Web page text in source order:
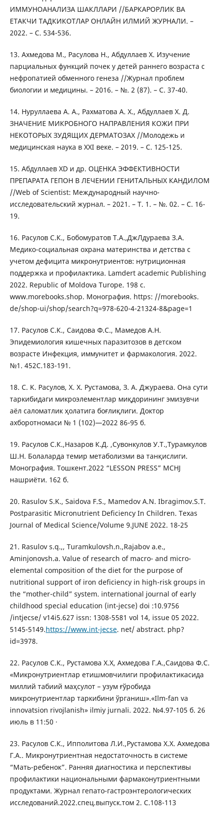
ИММУНОАНАЛИЗА ШАКЛЛАРИ //БАРКАРОРЛИК ВА
ЕТАКЧИ ТАДКИКОТЛАР ОНЛАЙН ИЛМИЙ ЖУРНАЛИ. –
2022. – С. 534-536.
13. Ахмедова М., Расулова Н., Абдуллаев Х. Изучение
парциальных функций почек у детей раннего возраста с
нефропатией обменного генеза //Журнал проблем
биологии и медицины. – 2016. – №. 2 (87). – С. 37-40.
14. Нуруллаева А. А., Рахматова А. Х., Абдуллаев Х. Д.
ЗНАЧЕНИЕ МИКРОБНОГО НАПРАВЛЕНИЯ КОЖИ ПРИ
НЕКОТОРЫХ ЗУДЯЩИХ ДЕРМАТОЗАХ //Молодежь и
медицинская наука в XXI веке. – 2019. – С. 125-125.
15. Абдуллаев XD и др. ОЦЕНКА ЭФФЕКТИВНОСТИ
ПРЕПАРАТА ГЕПОН В ЛЕЧЕНИИ ГЕНИТАЛЬНЫХ КАНДИЛОМ
//Web of Scientist: Международный научно-
исследовательский журнал. – 2021. – Т. 1. – №. 02. – С. 16-
19.
16. Расулов С.К., Бобомуратов Т.А.,ДжЛдураева З.А.
Медико-социальная охрана материнства и детства с
учетом дефицита микронутриентов: нутриционная
поддержка и профилактика. Lamdert academic Publishing
2022. Republic of Moldova Turope. 198 с.
www.morebooks.shop. Монография. https: //morebooks.
de/shop-ui/shop/search?q=978-620-4-21324-8&page=1
17. Расулов С.К., Саидова Ф.С., Мамедов А.Н.
Эпидемиология кишечных паразитозов в детском
возрасте Инфекция, иммунитет и фармакология. 2022.
№1. 452С.183-191.
18. С. K. Расулов, Х. Х. Рустамова, З. A. Джураева. Она сути
таркибидаги микроэлементлар миқдорининг эмизувчи
аёл саломатлик ҳолатига боғлиқлиги. Доктор
ахборотномаси № 1 (102)—2022 86-95 б.
19. Расулов С.К.,Назаров К.Д. ,Сувонкулов У.Т.,Турамкулов
Ш.Н. Болаларда темир метаболизми ва танқислиги.
Монография. Тошкент.2022 “LESSON PRESS” MCHJ
нашриёти. 162 б.
20. Rasulov S.K., Saidova F.S., Mamedov A.N. Ibragimov.S.T.
Postparasitic Micronutrient Deficiency In Children. Texas
Journal of Medical Science/Volume 9.JUNE 2022. 18-25
21. Rasulov s.q.,, Turamkulovsh.n.,Rajabov a.e.,
Aminjonovsh.a. Value of research of macro- and micro-
elemental composition of the diet for the purpose of
nutritional support of iron deficiency in high-risk groups in
the “mother-child” system. international journal of early
childhood special education (int-jecse) doi :10.9756
/intjecse/ v14i5.627 issn: 1308-5581 vol 14, issue 05 2022.
5145-5149.https://www.int-jecse. net/ abstract. php?
id=3978.
22. Расулов С.К., Рустамова Х.Х, Ахмедова Г.А.,Саидова Ф.С.
«Микронутриентлар етишмовчилиги профилактикасида
миллий табиий маҳсулот – узум ғўробида
микронутриентлар таркибини ўрганиш».«Ilm-fan va
innovatsion rivojlanish» ilmiy jurnali. 2022. №4.97-105 б. 26
июль в 11:50 ·
23. Расулов С.К., Ипполитова Л.И.,Рустамова Х.Х. Ахмедова
Г.А.. Микронутриентная недостаточность в системе
“Мать-ребенок”. Ранняя диагностика и перспективы
профилактики национальными фармаконутриентными
продуктами. Журнал гепато-гастроэнтерологических
исследований.2022.спец.выпуск.том 2. С.108-113